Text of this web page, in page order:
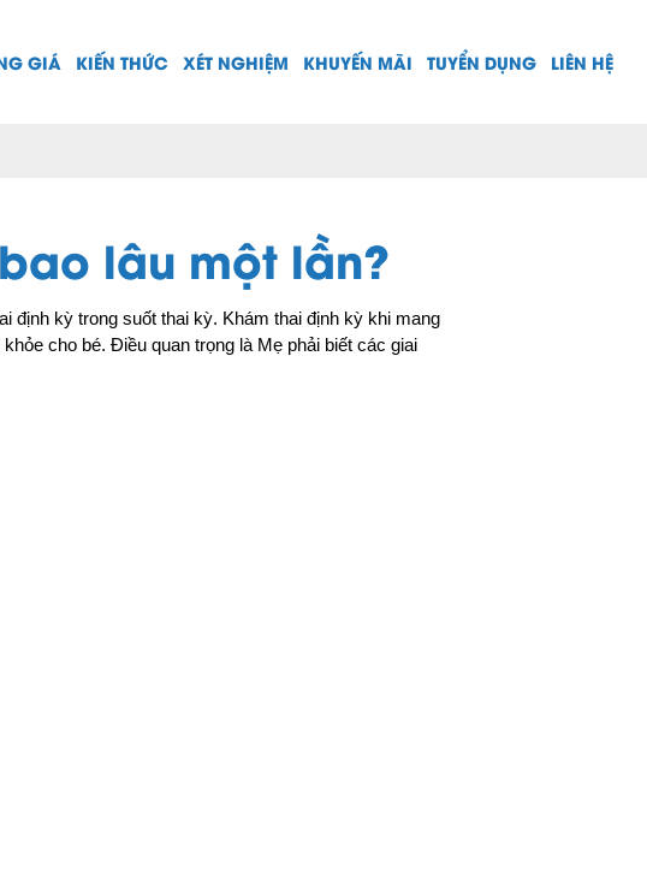
GIÁ KIẾN THỨC XÉT NGHIỆM KHUYẾN MÃI TUYỂN DỤNG LIÊN HỆ
lâu một lần?
định kỳ trong suốt thai kỳ. Khám thai định kỳ khi mang
cho bé. Điều quan trọng là Mẹ phải biết các giai